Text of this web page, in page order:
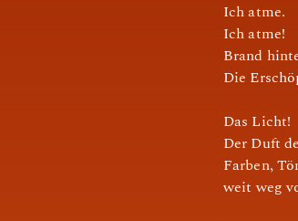
Ich atme.
Ich atme!
Brand
Die
Das Licht!
Der Duft
Farben,
weit weg